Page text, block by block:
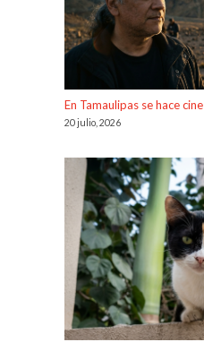
En Tamaulipas se hace cine
20 julio, 2026